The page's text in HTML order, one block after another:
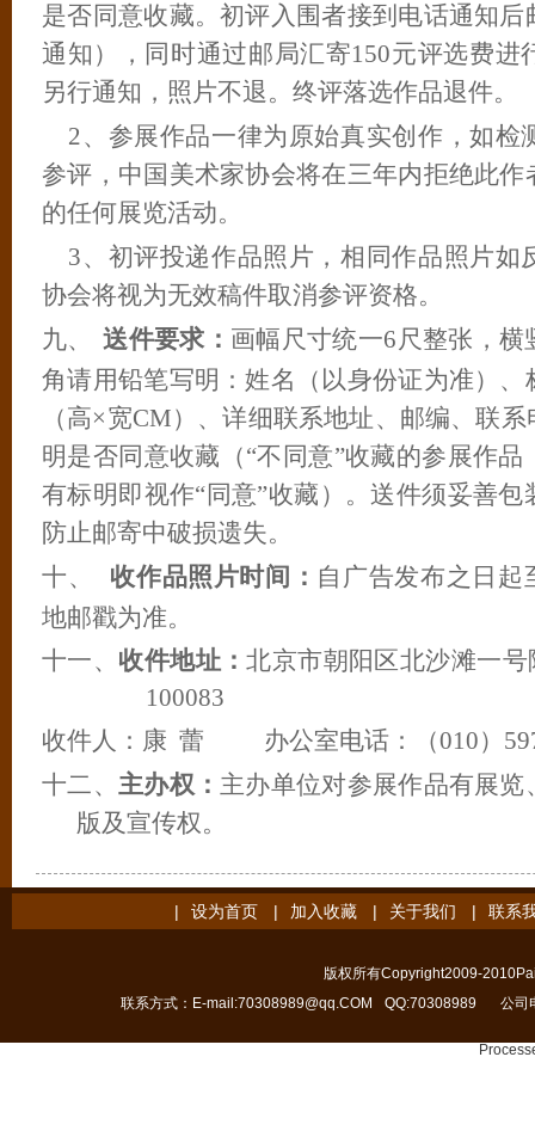
是否同意收藏。初评入围者接到电话通知
通知），同时通过邮局汇寄150元评选费进
另行通知，照片不退。终评落选作品退件。
2、参展作品一律为原始真实创作，如检
参评，中国美术家协会将在三年内拒绝此
的任何展览活动。
3、初评投递作品照片，相同作品照片如
协会将视为无效稿件取消参评资格。
九、
送件要求： 画幅尺寸统一6尺整张，横
角请用铅笔写明：姓名（以身份证为准）
（高×宽CM）、详细联系地址、邮编、联
明是否同意收藏（“不同意”收藏的参展作
有标明即视作“同意”收藏）。送件须妥善
防止邮寄中破损遗失。
十、
收作品照片时间： 自广告发布之日起
地邮戳为准。
十一、 收件地址：北京市朝阳区北沙滩一号
100083
收件人：康 蕾 办公室电话：（010）
十二、 主办权： 主办单位对参展作品有展览
版及宣传权。
| 设为首页 | 加入收藏 | 关于我们 | 联系
版权所有Copyright2009-
联系方式：E-mail:70308989@qq.COM
QQ:70308989 公司